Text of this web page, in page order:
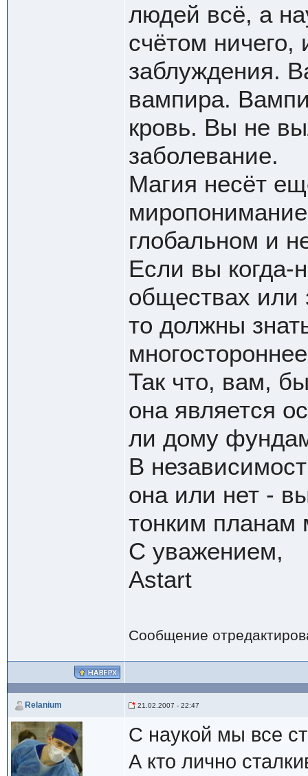
людей всё, а
счётом ничего,
заблуждения.
вампира.
кровь. Вы не
заболевание.
Магия несёт
глобальном и
Если вы
обществах или
то должны
Так что, вам,
она является
ли дому
В
она или нет -
тонким планам
С уважением,
Astart
Сообщение
Relanium 21.02.2007 - 22:47
С наукой мы все
А кто лично